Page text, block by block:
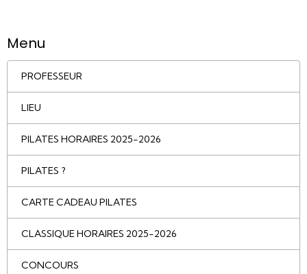
Menu
PROFESSEUR
LIEU
PILATES HORAIRES 2025-2026
PILATES ?
CARTE CADEAU PILATES
CLASSIQUE HORAIRES 2025-2026
CONCOURS